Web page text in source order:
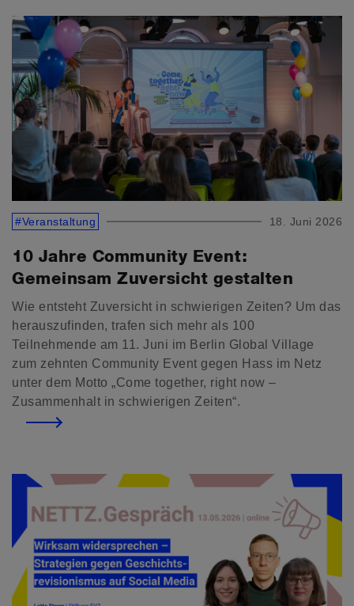
#Veranstaltung 18. Juni 2026
10 Jahre Community Event:
Gemeinsam Zuversicht gestalten
Wie entsteht Zuversicht in schwierigen Zeiten? Um das
herauszufinden, trafen sich mehr als 100
Teilnehmende am 11. Juni im Berlin Global Village
zum zehnten Community Event gegen Hass im Netz
unter dem Motto „Come together, right now –
Zusammenhalt in schwierigen Zeiten“.